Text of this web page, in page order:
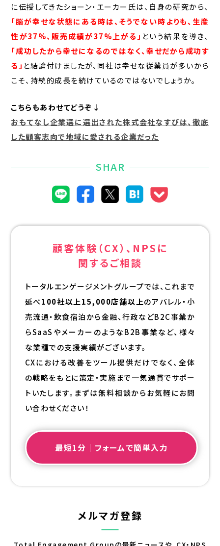
に伝授してきたショーン・エーカー氏は、自身の研究から、
「脳が幸せな状態にある時は、そうでない時よりも、生産
性が37%、販売成績が37%上がる」 という結果を導き、
「成功したから幸せになるのではなく、幸せだから成功す
る」 と結論付けましたが、同社は幸せな従業員が多いから
こそ、持続的成長を続けているのではないでしょうか。
こちらもあわせてどうぞ↓
おもてなし企業選に選出された株式会社なすびは、徹底
した顧客志向で地域に愛される企業だった
SHAR
顧客体験（CX）、NPSに
関するご相談
トータルエンゲージメントグループでは、これまで
延べ100社以上15,000店舗以上のアパレル・小
売流通・飲食宿泊から金融、行政などB2C事業か
らSaaSやメーカーのようなB2B事業など、様々
な業種での支援実績がございます。
CXにおける改善をツール提供だけでなく、全体
の戦略をもとに策定・実施まで一気通貫でサポー
トいたします。まずは無料相談からお気軽にお問
い合わせください！
最短1分｜フォームで簡単入力
メルマガ登録